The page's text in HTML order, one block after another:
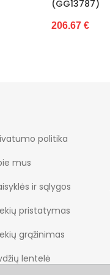
politika
mus
ir sąlygos
pristatymas
grąžinimas
lentelė